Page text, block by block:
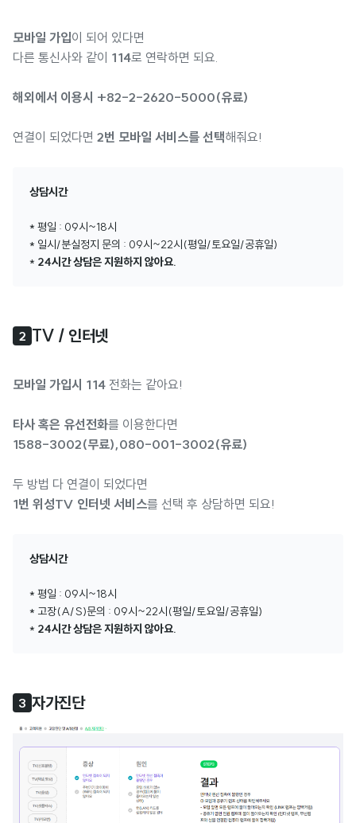
모바일 가입이 되어 있다면
다른 통신사와 같이 114로 연락하면 되요.
해외에서 이용시 +82-2-2620-5000(유료)
연결이 되었다면 2번 모바일 서비스를 선택해줘요!
상담시간
* 평일 : 09시~18시
* 일시/분실정지 문의 : 09시~22시(평일/토요일/공휴일)
* 24시간 상담은 지원하지 않아요.
2 TV / 인터넷
모바일 가입시 114 전화는 같아요!
타사 혹은 유선전화를 이용한다면
1588-3002(무료),080-001-3002(유료)
두 방법 다 연결이 되었다면
1번 위성TV 인터넷 서비스를 선택 후 상담하면 되요!
상담시간
* 평일 : 09시~18시
* 고장(A/S)문의 : 09시~22시(평일/토요일/공휴일)
* 24시간 상담은 지원하지 않아요.
3 자가진단